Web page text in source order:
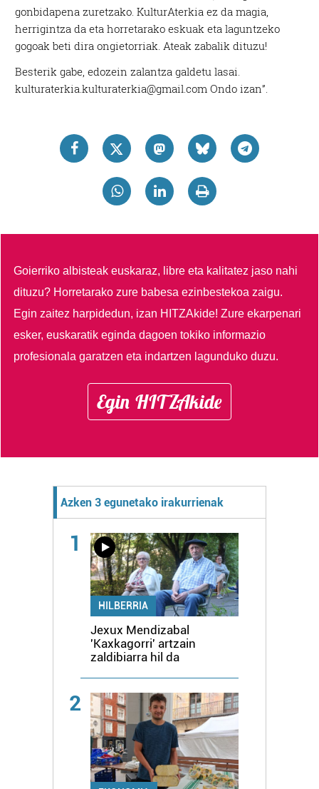
gonbidapena zuretzako. KulturAterkia ez da magia,
herrigintza da eta horretarako eskuak eta laguntzeko
gogoak beti dira ongietorriak. Ateak zabalik dituzu!
Besterik gabe, edozein zalantza galdetu lasai.
kulturaterkia.kulturaterkia@gmail.com Ondo izan”.
Goierriko albisteak euskaraz, libre eta kalitatez jaso nahi
dituzu? Horretarako zure babesa ezinbestekoa zaigu.
Egin zaitez harpidedun, izan HITZAkide!Zure ekarpenari
esker, euskaratik eginda dagoen tokiko informazio
profesionala garatzen eta indartzen lagunduko duzu.
Egin HITZAkide
Azken 3 egunetako irakurrienak
1
HILBERRIA
Jexux Mendizabal
'Kaxkagorri' artzain
zaldibiarra hil da
2